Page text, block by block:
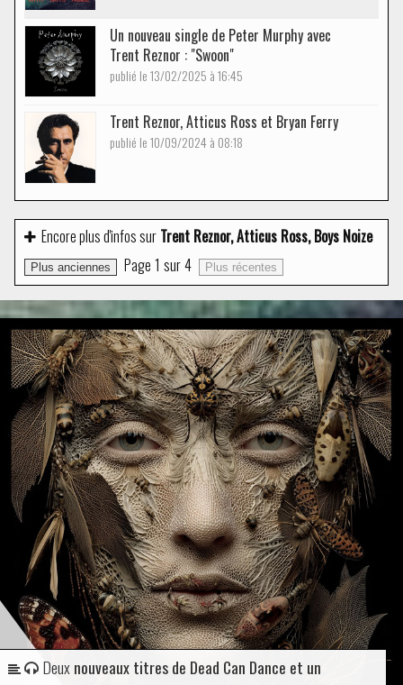
Un nouveau single de Peter Murphy avec
Trent Reznor : "Swoon"
publié le 13/02/2025 à 16:45
Trent Reznor, Atticus Ross et Bryan Ferry
publié le 10/09/2024 à 08:18
Encore plus d'infos sur Trent Reznor, Atticus Ross, Boys Noize
Plus anciennes Page 1 sur4 Plus récentes
Deuxnouveaux titres de Dead Can Dance et un